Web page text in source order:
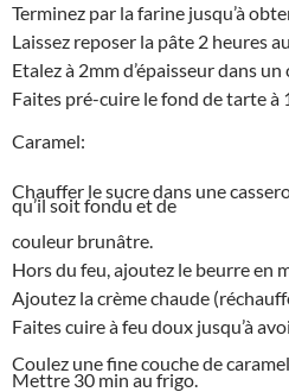
Terminez par la farine jusqu’à
Laissez reposer la pâte 2 heures
Etalez à 2mm d’épaisseur dans un
Faites pré-cuire le fond de tarte à
Caramel:
Chauffer le sucre dans une
qu’il soit fondu et de
couleur brunâtre.
Hors du feu, ajoutez le beurre en
Ajoutez la crème chaude
Faites cuire à feu doux jusqu’à
Coulez une fine couche de
Mettre 30 min au frigo.